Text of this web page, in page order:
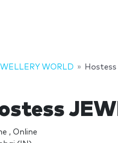
WORLD Hostess
, Online